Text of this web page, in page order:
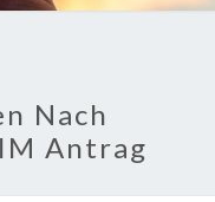
Nach
Antrag